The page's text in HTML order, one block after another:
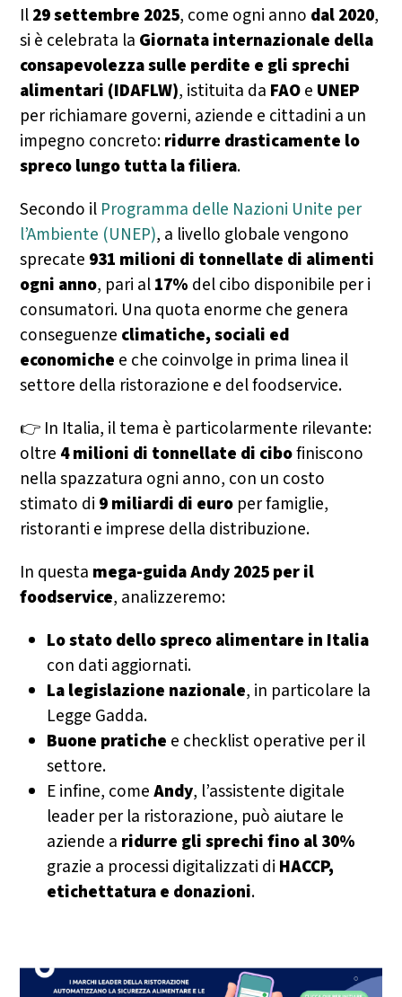
Il29 settembre 2025, come ogni anno dal 2020,
si è celebrata la Giornata internazionale della
consapevolezza sulle perdite e gli sprechi
alimentari (IDAFLW), istituita da FAOe UNEP
per richiamare governi, aziende e cittadini a un
impegno concreto:ridurre drasticamente lo
spreco lungo tutta la filiera.
Secondo il Programma delle Nazioni Unite per
l’Ambiente (UNEP), a livello globale vengono
sprecate 931 milioni di tonnellate di alimenti
ogni anno, pari al17% del cibo disponibile per i
consumatori. Una quota enorme che genera
conseguenze climatiche, sociali ed
economiche e che coinvolge in prima linea il
settore della ristorazione e del foodservice.
👉 In Italia, il tema è particolarmente rilevante:
oltre 4 milioni di tonnellate di cibofiniscono
nella spazzatura ogni anno, con un costo
stimato di 9 miliardi di euro per famiglie,
ristoranti e imprese della distribuzione.
In questa mega-guida Andy 2025 per il
foodservice, analizzeremo:
Lo stato dello spreco alimentare in Italia
con dati aggiornati.
La legislazione nazionale, in particolare la
Legge Gadda.
Buone pratiche e checklist operative per il
settore.
E infine, comeAndy, l’assistente digitale
leader per la ristorazione, può aiutare le
aziende a ridurre gli sprechi fino al 30%
grazie a processi digitalizzati di HACCP,
etichettatura e donazioni.